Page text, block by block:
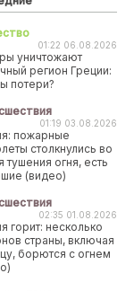
01:22 06.08.2026
уничтожают
регион Греции:
потери?
01:19 03.08.2026
пожарные
столкнулись во
тушения огня, есть
(видео)
02:35 01.08.2026
горит: несколько
страны, включая
борются с огнем